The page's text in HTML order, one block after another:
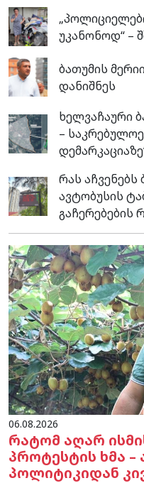
უკანონოდ“ –
ბათუმის
დანიშნეს
ხელვაჩაური
–
რას აჩვენებს
ავტობუსის
გაჩერებების
06.08.2026
რატომ აღარ
პროტესტის ხმა –
პოლიტიკიდან